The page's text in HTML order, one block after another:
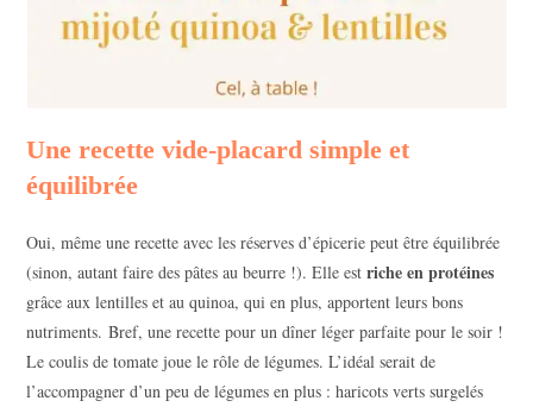
Une recette vide-placard simple et
équilibrée
Oui, même une recette avec les réserves d’épicerie peut être équilibrée
(sinon, autant faire des pâtes au beurre !). Elle estriche en protéines
grâce aux lentilles et au quinoa, qui en plus, apportent leurs bons
nutriments. Bref, une recette pour un dîner léger parfaite pour le soir !
Le coulis de tomate joue le rôle de légumes. L’idéal serait de
l’accompagner d’un peu de légumes en plus : haricots verts surgelés